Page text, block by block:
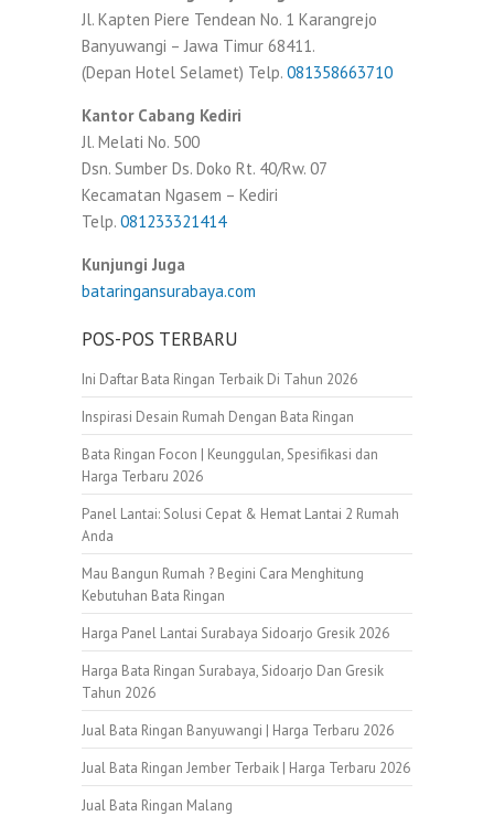
Jl. Kapten Piere Tendean No. 1 Karangrejo
Banyuwangi – Jawa Timur 68411.
(Depan Hotel Selamet) Telp. 081358663710
Kantor Cabang Kediri
Jl. Melati No. 500
Dsn. Sumber Ds. Doko Rt. 40/Rw. 07
Kecamatan Ngasem – Kediri
Telp. 081233321414
Kunjungi Juga
bataringansurabaya.com
POS-POS TERBARU
Ini Daftar Bata Ringan Terbaik Di Tahun 2026
Inspirasi Desain Rumah Dengan Bata Ringan
Bata Ringan Focon | Keunggulan, Spesifikasi dan
Harga Terbaru 2026
Panel Lantai: Solusi Cepat & Hemat Lantai 2 Rumah
Anda
Mau Bangun Rumah ? Begini Cara Menghitung
Kebutuhan Bata Ringan
Harga Panel Lantai Surabaya Sidoarjo Gresik 2026
Harga Bata Ringan Surabaya, Sidoarjo Dan Gresik
Tahun 2026
Jual Bata Ringan Banyuwangi | Harga Terbaru 2026
Jual Bata Ringan Jember Terbaik | Harga Terbaru 2026
Jual Bata Ringan Malang